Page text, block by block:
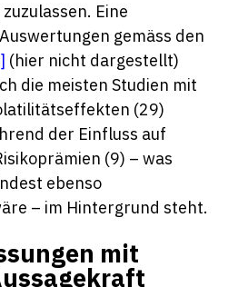
Eine
gemäss den
(hier nicht dargestellt)
die meisten Studien mit
(29)
der Einfluss auf
(9) – was
ebenso
– im Hintergrund steht.
mit